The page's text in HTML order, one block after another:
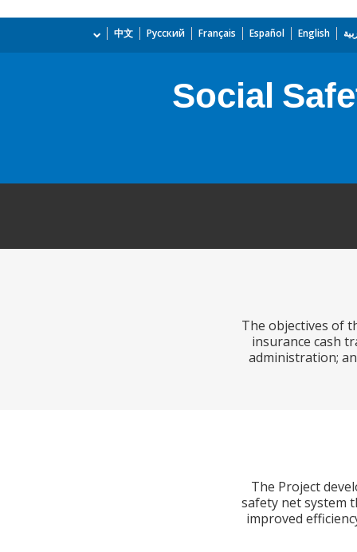
English
Español
Français
Русский
中文
Social
The objectives of
insurance cash
administration;
The Project
safety net system
improved